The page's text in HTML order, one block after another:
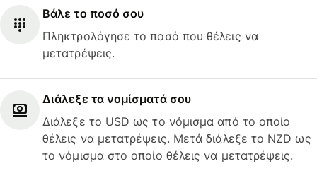
Βάλε το ποσό σου
Πληκτρολόγησε το ποσό που θέλεις να
μετατρέψεις.
Διάλεξε τα νομίσματά σου
Διάλεξε το USD ως το νόμισμα από το οποίο
θέλεις να μετατρέψεις. Μετά διάλεξε το NZD ως
το νόμισμα στο οποίο θέλεις να μετατρέψεις.